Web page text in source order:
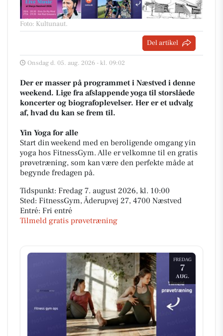
Foto: Kultunaut.
Del artikel
Onsdag d. 05. aug. 2026 - kl. 09:02
Der er masser på programmet i Næstved i denne
weekend. Lige fra afslappende yoga til storslåede
koncerter og biografoplevelser. Her er et udvalg
af, hvad du kan se frem til.
Yin Yoga for alle
Start din weekend med en beroligende omgang yin
yoga hos FitnessGym. Alle er velkomne til en gratis
prøvetræning, som kan være den perfekte måde at
begynde fredagen på.
Tidspunkt: Fredag 7. august 2026, kl. 10:00
Sted: FitnessGym, Åderupvej 27, 4700 Næstved
Entré: Fri entré
Tilmeld gratis prøvetræning
FREDAG
7
AUG.